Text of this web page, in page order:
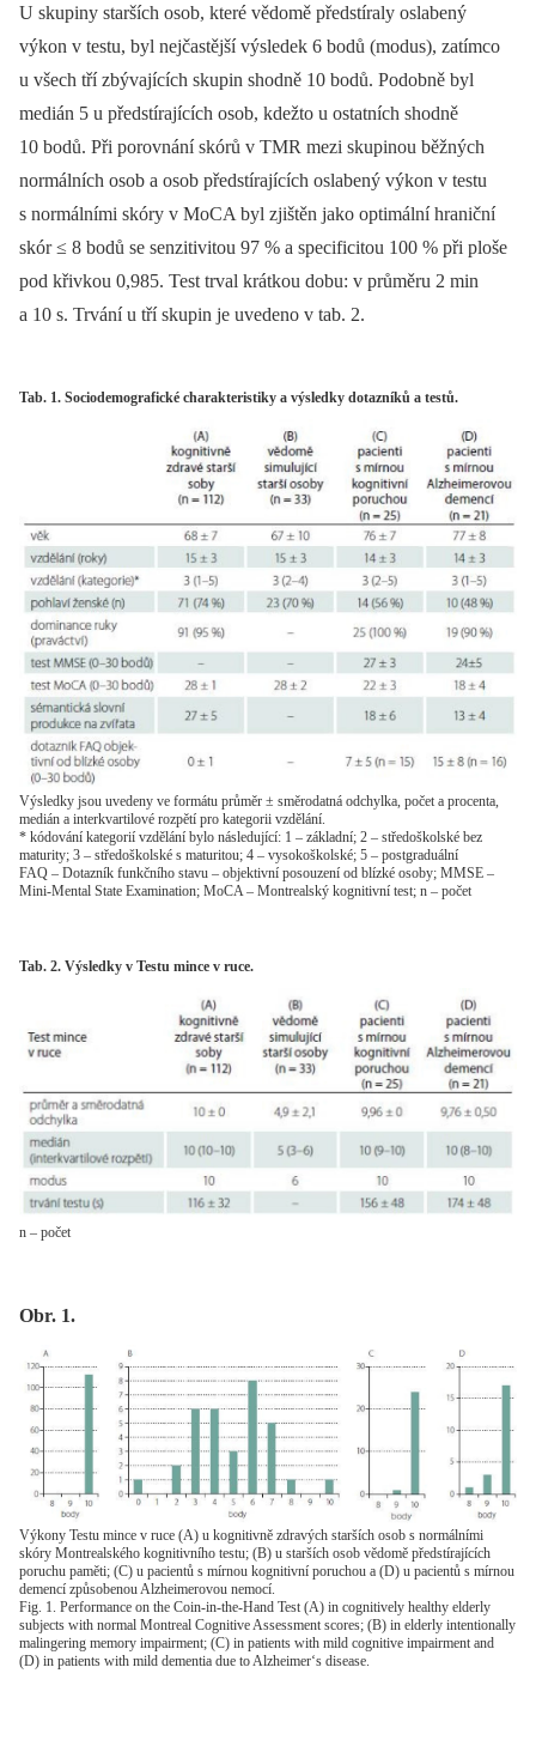
U skupiny starších osob, které vědomě předstíraly oslabený
výkon v testu, byl nejčastější výsledek 6 bodů (modus), zatímco
u všech tří zbývajících skupin shodně 10 bodů. Podobně byl
medián 5 u předstírajících osob, kdežto u ostatních shodně
10 bodů. Při porovnání skórů v TMR mezi skupinou běžných
normálních osob a osob předstírajících oslabený výkon v testu
s normálními skóry v MoCA byl zjištěn jako optimální hraniční
skór ≤ 8 bodů se senzitivitou 97 % a specificitou 100 % při ploše
pod křivkou 0,985. Test trval krátkou dobu: v průměru 2 min
a 10 s. Trvání u tří skupin je uvedeno v tab. 2.
Tab. 1. Sociodemografické charakteristiky a výsledky dotazníků a testů.
Výsledky jsou uvedeny ve formátu průměr ± směrodatná odchylka, počet a procenta,
medián a interkvartilové rozpětí pro kategorii vzdělání.
* kódování kategorií vzdělání bylo následující: 1 – základní; 2 – středoškolské bez
maturity; 3 – středoškolské s maturitou; 4 – vysokoškolské; 5 – postgraduální
FAQ – Dotazník funkčního stavu – objektivní posouzení od blízké osoby; MMSE –
Mini-Mental State Examination; MoCA – Montrealský kognitivní test; n – počet
Tab. 2. Výsledky v Testu mince v ruce.
n – počet
Obr. 1.
Výkony Testu mince v ruce (A) u kognitivně zdravých starších osob s normálními
skóry Montrealského kognitivního testu; (B) u starších osob vědomě předstírajících
poruchu paměti; (C) u pacientů s mírnou kognitivní poruchou a (D) u pacientů s mírnou
demencí způsobenou Alzheimerovou nemocí.
Fig. 1. Performance on the Coin-in-the-Hand Test (A) in cognitively healthy elderly
subjects with normal Montreal Cognitive Assessment scores; (B) in elderly intentionally
malingering memory impairment; (C) in patients with mild cognitive impairment and
(D) in patients with mild dementia due to Alzheimer‘s disease.